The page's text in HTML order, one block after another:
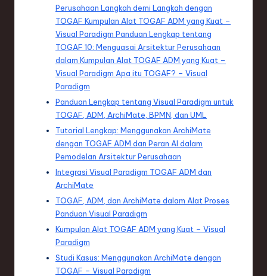
Perusahaan Langkah demi Langkah dengan
TOGAF Kumpulan Alat TOGAF ADM yang Kuat –
Visual Paradigm Panduan Lengkap tentang
TOGAF 10: Menguasai Arsitektur Perusahaan
dalam Kumpulan Alat TOGAF ADM yang Kuat –
Visual Paradigm Apa itu TOGAF? – Visual
Paradigm
Panduan Lengkap tentang Visual Paradigm untuk
TOGAF, ADM, ArchiMate, BPMN, dan UML
Tutorial Lengkap: Menggunakan ArchiMate
dengan TOGAF ADM dan Peran AI dalam
Pemodelan Arsitektur Perusahaan
Integrasi Visual Paradigm TOGAF ADM dan
ArchiMate
TOGAF, ADM, dan ArchiMate dalam Alat Proses
Panduan Visual Paradigm
Kumpulan Alat TOGAF ADM yang Kuat – Visual
Paradigm
Studi Kasus: Menggunakan ArchiMate dengan
TOGAF – Visual Paradigm